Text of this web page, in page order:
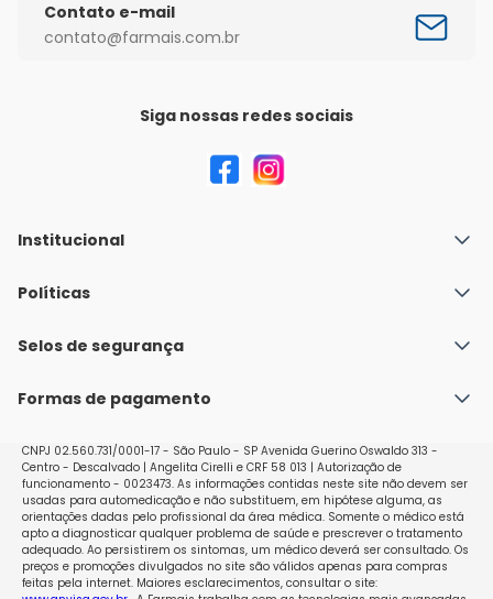
Contato e-mail
contato@farmais.com.br
Siga nossas redes sociais
Institucional
Quem Somos
Nossas lojas
Políticas
Política de Envio
Políticas de Trocas e Devoluções
Selos de segurança
Formas de pagamento
CNPJ 02.560.731/0001-17 - São Paulo - SP Avenida Guerino Oswaldo 313 -
Centro - Descalvado | Angelita Cirelli e CRF 58 013 | Autorização de
funcionamento - 0023473. As informações contidas neste site não devem ser
usadas para automedicação e não substituem, em hipótese alguma, as
orientações dadas pelo profissional da área médica. Somente o médico está
apto a diagnosticar qualquer problema de saúde e prescrever o tratamento
adequado. Ao persistirem os sintomas, um médico deverá ser consultado. Os
preços e promoções divulgados no site são válidos apenas para compras
feitas pela internet. Maiores esclarecimentos, consultar o site: